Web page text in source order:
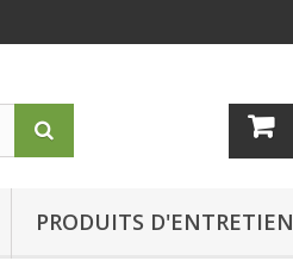
PRODUITS D'ENTRETIEN